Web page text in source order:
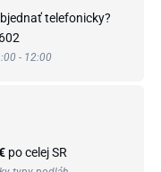
telefonicky?
- 12:00
po celej SR